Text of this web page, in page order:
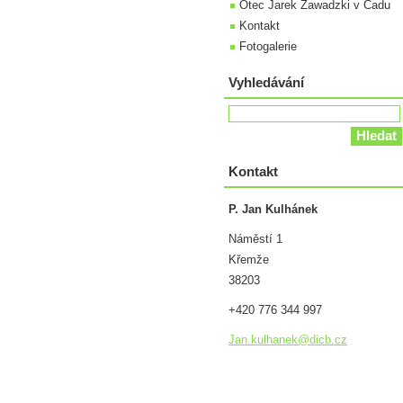
Otec Jarek Zawadzki v Čadu
Kontakt
Fotogalerie
Vyhledávání
Kontakt
P. Jan Kulhánek
Náměstí 1
Křemže
38203
+420 776 344 997
Jan.kulhanek@dic b.cz